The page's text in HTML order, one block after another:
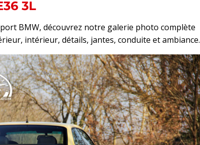
3L
BMW, découvrez notre galerie photo complète
intérieur, détails, jantes, conduite et ambiance.